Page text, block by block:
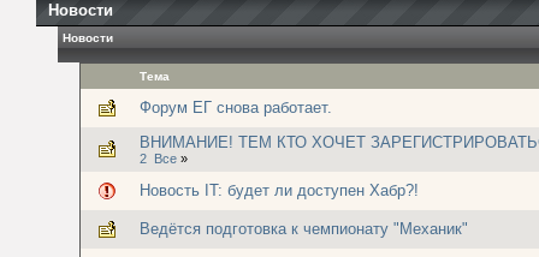
Новости
Новости
Тема
Форум ЕГ снова работает.
ВНИМАНИЕ! ТЕМ КТО ХОЧЕТ
2 Все »
Новость IT: будет ли доступен Хабр?!
Ведётся подготовка к чемпионату "Механик"